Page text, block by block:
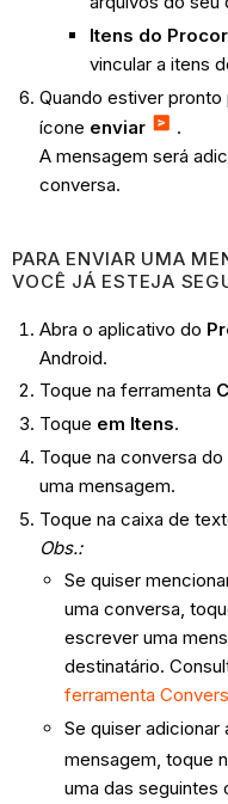
Itens do
vincular a itens
Quando estiver
ícone enviar
.
A mensagem será
conversa.
PARA ENVIAR UMA
VOCÊ JÁ ESTEJA
Abra o aplicativo do
Android.
Toque na ferramenta
Toque em Itens.
Toque na conversa
uma mensagem.
Toque na caixa de
Obs.:
Se quiser
uma conversa,
escrever uma
destinatário.
ferramenta
Se quiser adicionar
mensagem, toque
uma das seguintes